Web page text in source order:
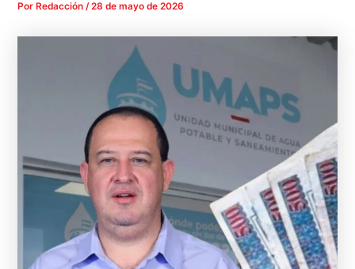
Por Redacción/28 de mayo de 2026